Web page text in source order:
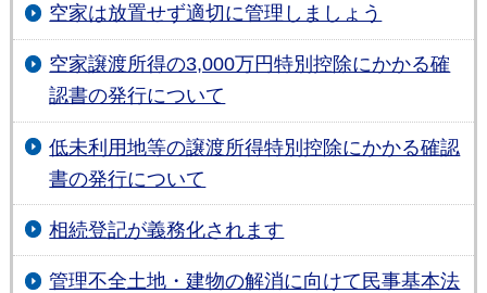
空家は放置せず適切に管理しましょう
空家譲渡所得の3,000万円特別控除にかかる確
認書の発行について
低未利用地等の譲渡所得特別控除にかかる確認
書の発行について
相続登記が義務化されます
管理不全土地・建物の解消に向けて民事基本法